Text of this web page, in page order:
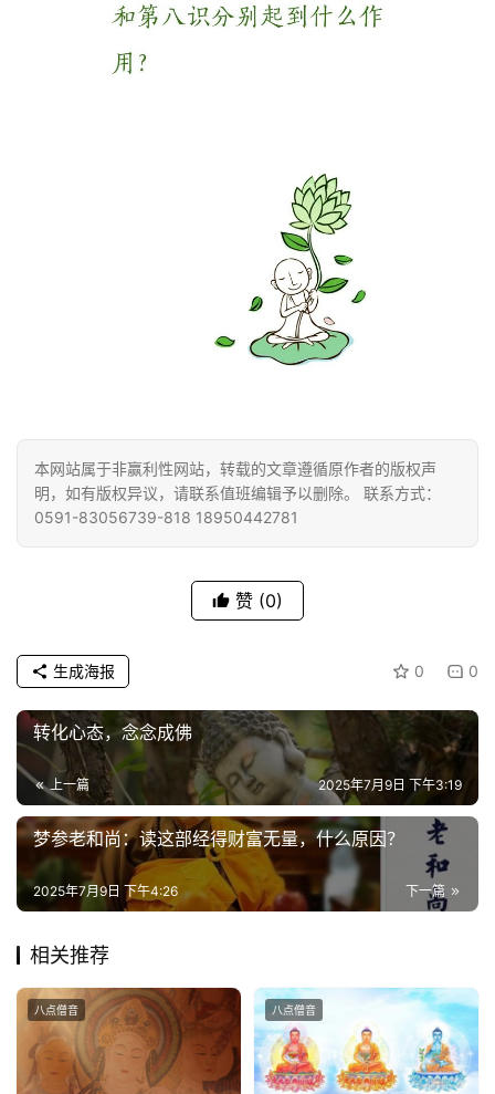
佛
教
艺
术
法
规
免
责
声
明
登录
本网站属于非赢利性网站，转载的文章遵循原作者的版权声
明，如有版权异议，请联系值班编辑予以删除。 联系方式：
0591-83056739-818 18950442781
赞 (0)
0 0
生成海报
转化心态，念念成佛
上一篇 2025年7月9日 下午3:19
梦参老和尚：读这部经得财富无量，什么原因？
下一篇
2025年7月9日 下午4:26
相关推荐
八点僧音 八点僧音